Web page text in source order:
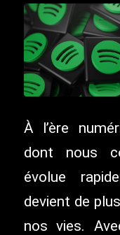
À l’ère
dont nous
évolue
devient de
nos vies.